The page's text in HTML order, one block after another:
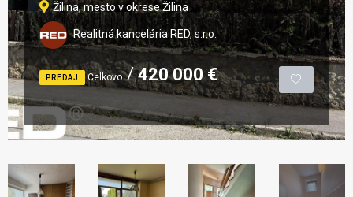
Žilina, mesto v okrese Žilina
Realitná kancelária RED, s.r.o.
PREDAJ Celkovo 420 000 €